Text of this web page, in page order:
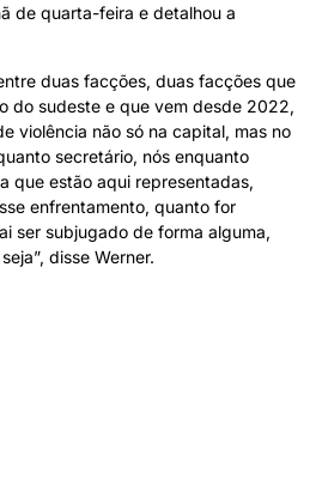
de quarta-feira e detalhou a
duas facções, duas facções que
do sudeste e que vem desde 2022,
violência não só na capital, mas no
secretário, nós enquanto
que estão aqui representadas,
enfrentamento, quanto for
ser subjugado de forma alguma,
disse Werner.